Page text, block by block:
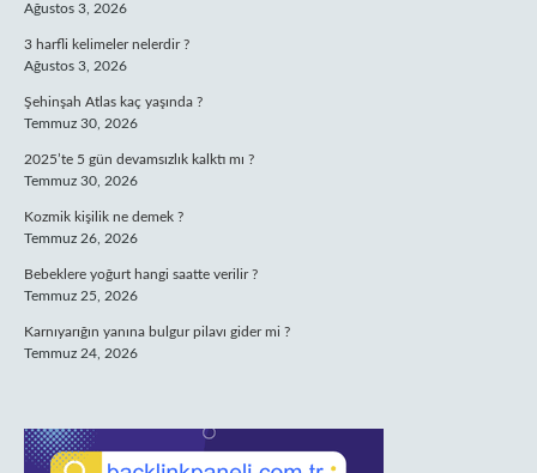
Ağustos 3, 2026
3 harfli kelimeler nelerdir ?
Ağustos 3, 2026
Şehinşah Atlas kaç yaşında ?
Temmuz 30, 2026
2025’te 5 gün devamsızlık kalktı mı ?
Temmuz 30, 2026
Kozmik kişilik ne demek ?
Temmuz 26, 2026
Bebeklere yoğurt hangi saatte verilir ?
Temmuz 25, 2026
Karnıyarığın yanına bulgur pilavı gider mi ?
Temmuz 24, 2026